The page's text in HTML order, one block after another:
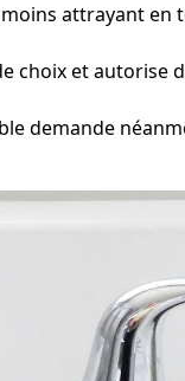
attrayant en
choix et autorise
demande